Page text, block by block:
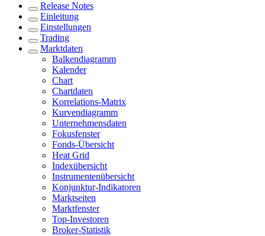
Release Notes
Einleitung
Einstellungen
Trading
Marktdaten
Balkendiagramm
Kalender
Chart
Chartdaten
Korrelations-Matrix
Kurvendiagramm
Unternehmensdaten
Fokusfenster
Fonds-Übersicht
Heat Grid
Indexübersicht
Instrumentenübersicht
Konjunktur-Indikatoren
Marktseiten
Marktfenster
Top-Investoren
Broker-Statistik